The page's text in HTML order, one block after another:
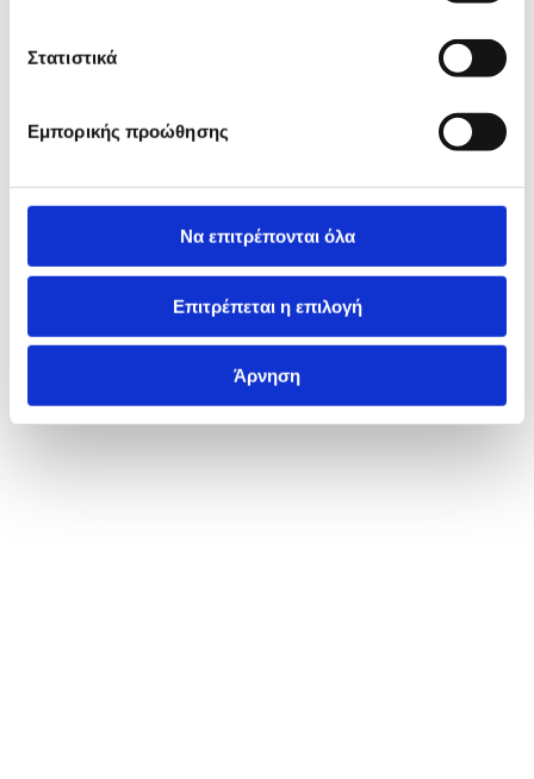
Στατιστικά
Εμπορικής προώθησης
Να επιτρέπονται όλα
Επιτρέπεται η επιλογή
Άρνηση